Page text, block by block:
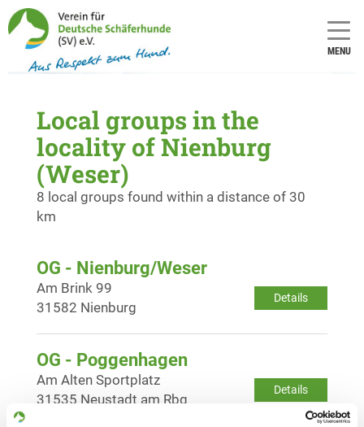
MENU
Local groups in the
locality of Nienburg
(Weser)
8 local groups found within a distance of 30
km
OG - Nienburg/Weser
Details
Am Brink 99
31582 Nienburg
OG - Poggenhagen
Details
Am Alten Sportplatz
31535 Neustadt am Rbg